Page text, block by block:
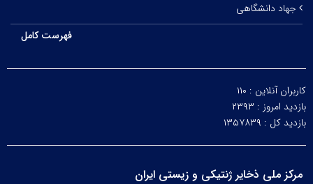
جهاد دانشگاهی
فهرست کامل
کاربران آنلاین : ۱۱۰
بازدید امروز : ۲۳۹۳
بازدید کل : ۱۳۵۷۸۳۹
مرکز ملی ذخایر ژنتیکی و زیستی ایران